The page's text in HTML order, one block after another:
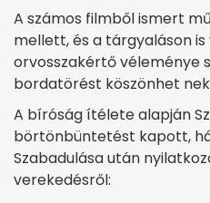
A számos filmből ismert
mellett, és a tárgyaláson
orvosszakértő véleménye
bordatörést köszönhet
A bíróság ítélete alapján
börtönbüntetést kapott,
Szabadulása után
verekedésről: